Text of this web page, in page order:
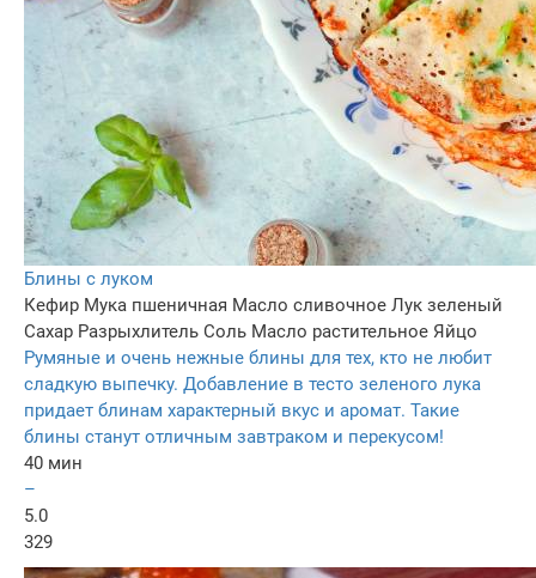
Блины с луком
Кефир Мука пшеничная Масло сливочное Лук зеленый
Сахар Разрыхлитель Соль Масло растительное Яйцо
Румяные и очень нежные блины для тех, кто не любит
сладкую выпечку. Добавление в тесто зеленого лука
придает блинам характерный вкус и аромат. Такие
блины станут отличным завтраком и перекусом!
40 мин
–
5.0
329